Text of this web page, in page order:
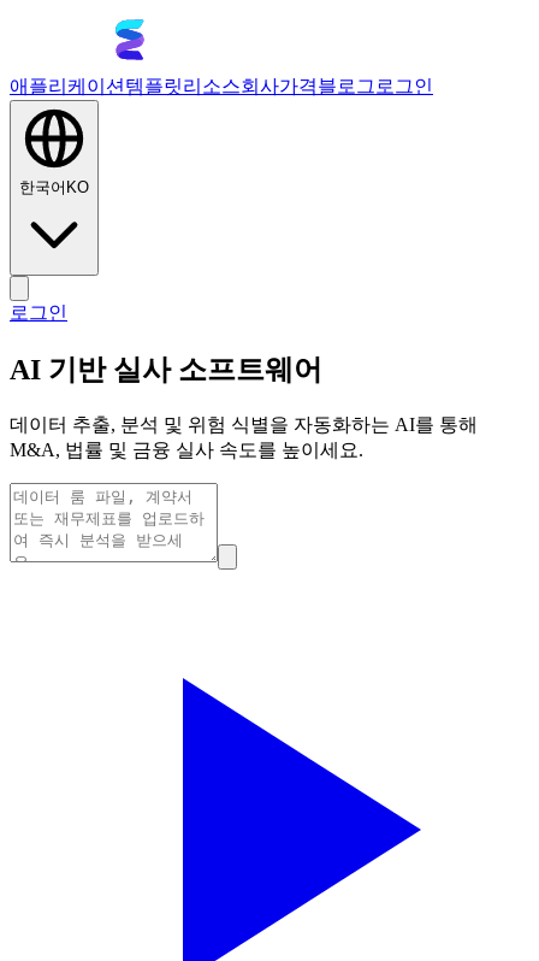
애플리케이션 템플릿리소스회사가격블로그 로그인
한국어 KO
로그인
AI 기반 실사 소프트웨어
데이터 추출, 분석 및 위험 식별을 자동화하는 AI를 통해
M&A, 법률 및 금융 실사 속도를 높이세요.